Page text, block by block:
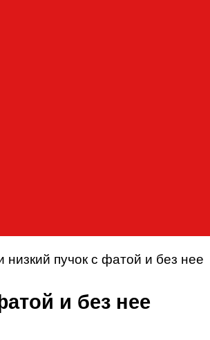
пучок с фатой и без нее
и без нее